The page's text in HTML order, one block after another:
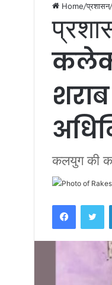
Home/प्रशासन/
कलयुग की